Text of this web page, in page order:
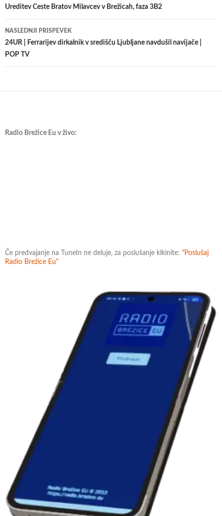
po
prispevkih
Ureditev Ceste Bratov Milavcev v Brežicah, faza 3B2
NASLEDNJI PRISPEVEK
24UR | Ferrarijev dirkalnik v središču Ljubljane navdušil navijače |
POP TV
Radio Brežice Eu v živo:
Če predvajanje na TuneIn ne deluje, za poslušanje klkinite: "Poslušaj
Radio Brežice Eu"